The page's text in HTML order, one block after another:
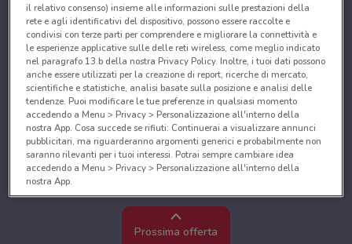
Prossima offerta
il relativo consenso) insieme alle informazioni sulle prestazioni della
rete e agli identificativi del dispositivo, possono essere raccolte e
condivisi con terze parti per comprendere e migliorare la connettività e
le esperienze applicative sulle delle reti wireless, come meglio indicato
nel paragrafo 13.b della nostra Privacy Policy. Inoltre, i tuoi dati possono
anche essere utilizzati per la creazione di report, ricerche di mercato,
scientifiche e statistiche, analisi basate sulla posizione e analisi delle
tendenze. Puoi modificare le tue preferenze in qualsiasi momento
accedendo a Menu > Privacy > Personalizzazione all'interno della
nostra App. Cosa succede se rifiuti: Continuerai a visualizzare annunci
pubblicitari, ma riguarderanno argomenti generici e probabilmente non
saranno rilevanti per i tuoi interessi. Potrai sempre cambiare idea
accedendo a Menu > Privacy > Personalizzazione all'interno della
nostra App.
Noi e i nostri partner trattiamo i dati per fornire:
Utilizzare dati di geolocalizzazione precisi. Scansione attiva delle
caratteristiche del dispositivo ai fini dell’identificazione. Archiviare